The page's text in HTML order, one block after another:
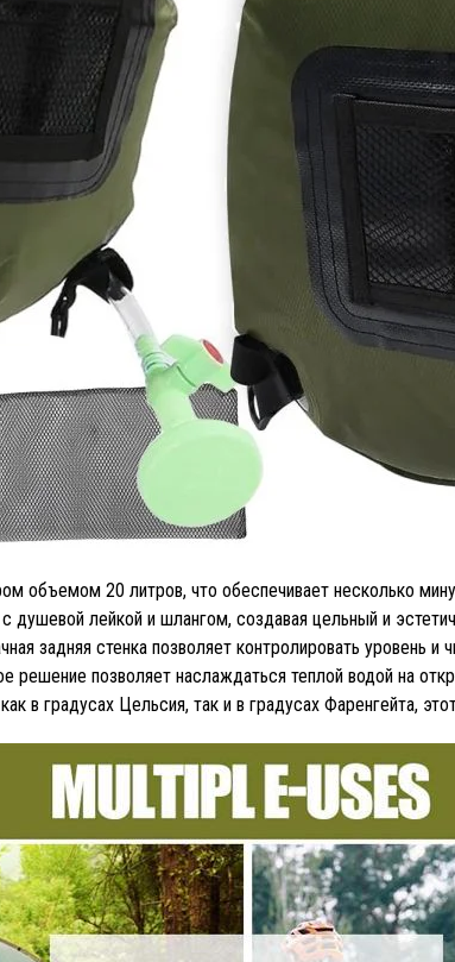
объемом 20 литров, что обеспечивает несколько
душевой лейкой и шлангом, создавая цельный и
задняя стенка позволяет контролировать уровень и
решение позволяет наслаждаться теплой водой на
градусах Цельсия, так и в градусах Фаренгейта,